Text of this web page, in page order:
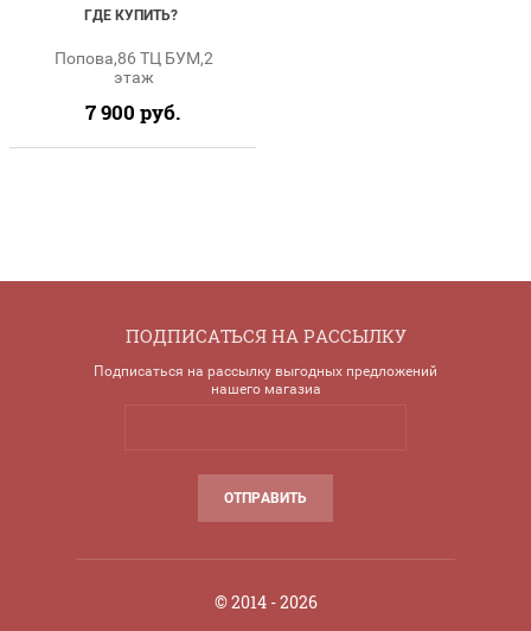
ГДЕ КУПИТЬ?
Попова,86 ТЦ БУМ,2
этаж
7 900 руб.
ПОДПИСАТЬСЯ НА РАССЫЛКУ
Подписаться на рассылку выгодных предложений
нашего магазиа
ОТПРАВИТЬ
© 2014 - 2026